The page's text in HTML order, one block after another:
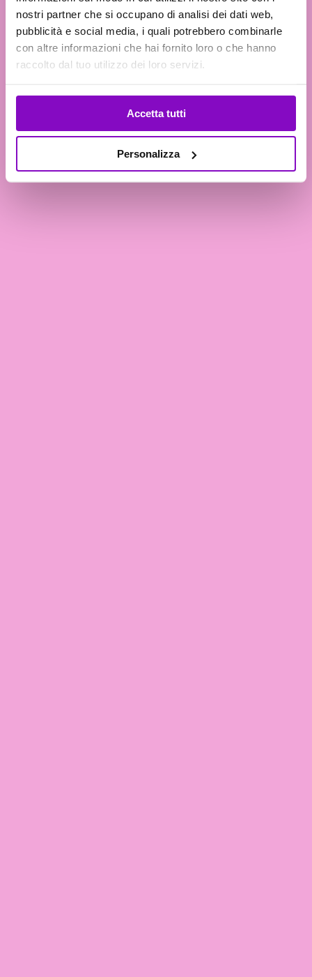
nostri partner che si occupano di analisi dei dati web,
pubblicità e social media, i quali potrebbero combinarle
con altre informazioni che hai fornito loro o che hanno
raccolto dal tuo utilizzo dei loro servizi.
Accetta tutti
Personalizza